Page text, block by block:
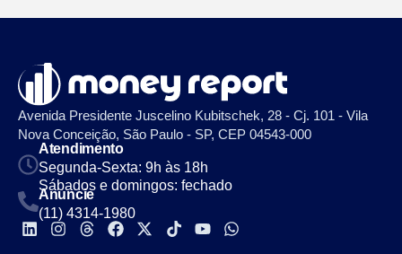
Avenida Presidente Juscelino Kubitschek, 28 - Cj. 101 - Vila
Nova Conceição, São Paulo - SP, CEP 04543-000
Atendimento
Segunda-Sexta: 9h às 18h
Sábados e domingos: fechado
Anuncie
(11) 4314-1980